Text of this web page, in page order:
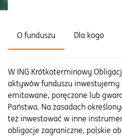
O funduszu Dla kogo
W ING Krótkoterminowy
aktywów funduszu
emitowane, poręczone lub
Państwa. Na zasadach
też inwestować w inne
obligacje zagraniczne, polskie